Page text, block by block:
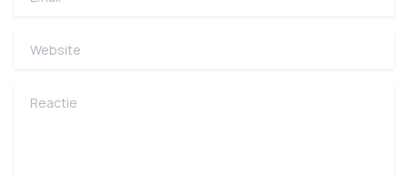
Website
Reactie